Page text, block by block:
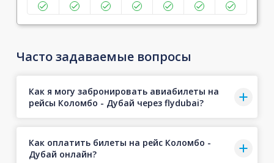
Часто задаваемые вопросы
Как я могу забронировать авиабилеты на
рейсы Коломбо - Дубай через flydubai?
Как оплатить билеты на рейс Коломбо -
Дубай онлайн?